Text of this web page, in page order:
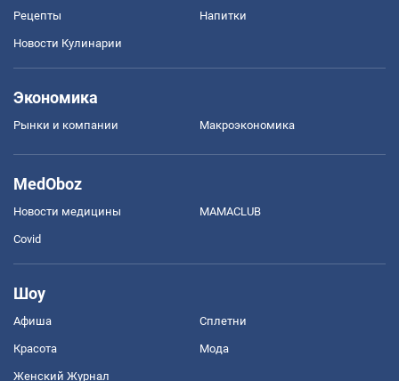
Рецепты Напитки
Новости Кулинарии
Экономика
Рынки и компании Mакроэкономика
MedOboz
Новости медицины MAMACLUB
Covid
Шоу
Афиша Сплетни
Красота Мода
Женский Журнал